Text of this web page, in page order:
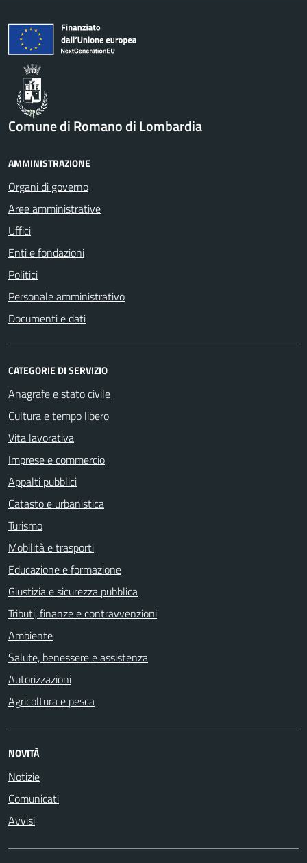
Comune di Romano di Lombardia
AMMINISTRAZIONE
Organi di governo
Aree amministrative
Uffici
Enti e fondazioni
Politici
Personale amministrativo
Documenti e dati
CATEGORIE DI SERVIZIO
Anagrafe e stato civile
Cultura e tempo libero
Vita lavorativa
Imprese e commercio
Appalti pubblici
Catasto e urbanistica
Turismo
Mobilità e trasporti
Educazione e formazione
Giustizia e sicurezza pubblica
Tributi, finanze e contravvenzioni
Ambiente
Salute, benessere e assistenza
Autorizzazioni
Agricoltura e pesca
NOVITÀ
Notizie
Comunicati
Avvisi